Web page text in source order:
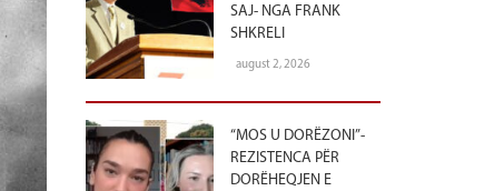
SAJ- NGA FRANK
SHKRELI
august 2, 2026
“MOS U DORËZONI”-
REZISTENCA PËR
DORËHEQJEN E